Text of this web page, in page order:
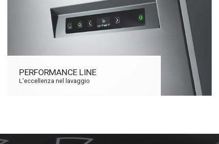
PERFORMANCE LINE
L'eccellenza nel lavaggio